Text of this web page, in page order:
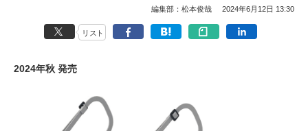
編集部：松本俊哉 2024年6月12日 13:30
リスト
2024年秋 発売